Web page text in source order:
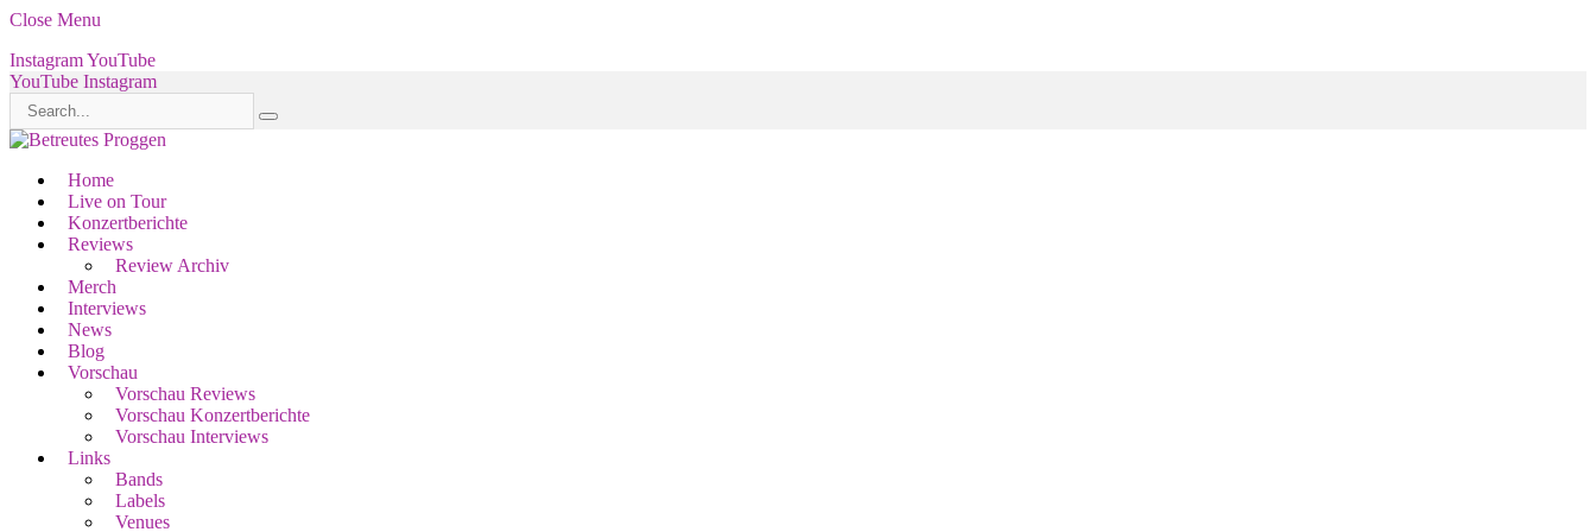
Close Menu
InstagramYouTube
YouTube Instagram
Home
Live on Tour
Konzertberichte
Reviews
Review Archiv
Merch
Interviews
News
Blog
Vorschau
Vorschau Reviews
Vorschau Konzertberichte
Vorschau Interviews
Links
Bands
Labels
Venues